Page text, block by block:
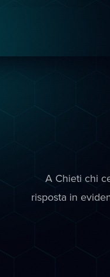
A Chieti chi
risposta in